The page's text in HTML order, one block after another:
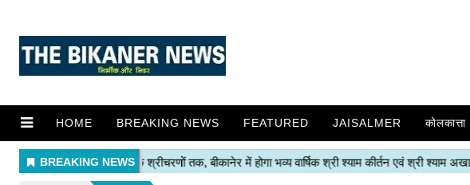
HOME BREAKING NEWS FEATURED JAISALMER कोलकात्ता